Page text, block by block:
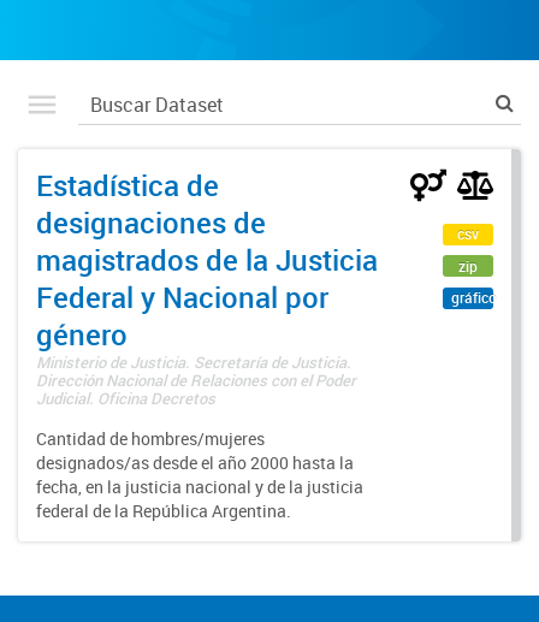
Estadística de
designaciones de
magistrados de la Justicia
Federal y Nacional por
género
Ministerio de Justicia. Secretaría de Justicia.
Dirección Nacional de Relaciones con el Poder
Judicial. Oficina Decretos
Cantidad de hombres/mujeres
designados/as desde el año 2000 hasta la
fecha, en la justicia nacional y de la justicia
federal de la República Argentina.
csv
zip
gráfico